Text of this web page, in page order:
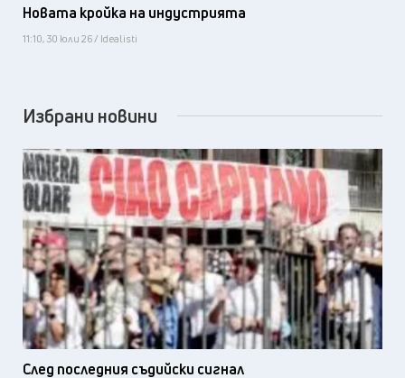
Новата кройка на индустрията
11:10, 30 юли 26 / Idealisti
Избрани новини
След последния съдийски сигнал